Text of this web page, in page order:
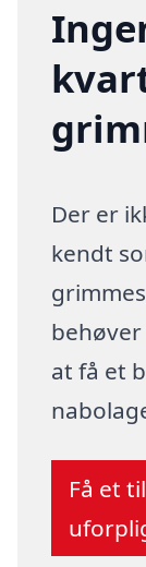
Der er
kendt
at få et
Få et